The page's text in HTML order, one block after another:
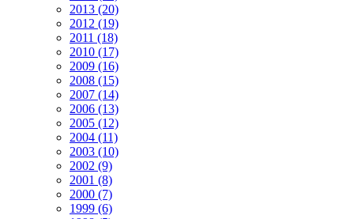
2013 (20)
2012 (19)
2011 (18)
2010 (17)
2009 (16)
2008 (15)
2007 (14)
2006 (13)
2005 (12)
2004 (11)
2003 (10)
2002 (9)
2001 (8)
2000 (7)
1999 (6)